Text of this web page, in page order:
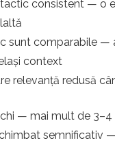
tactic consistent — o
sunt comparabile —
context
relevanță redusă
— mai mult de 3–4
semnificativ